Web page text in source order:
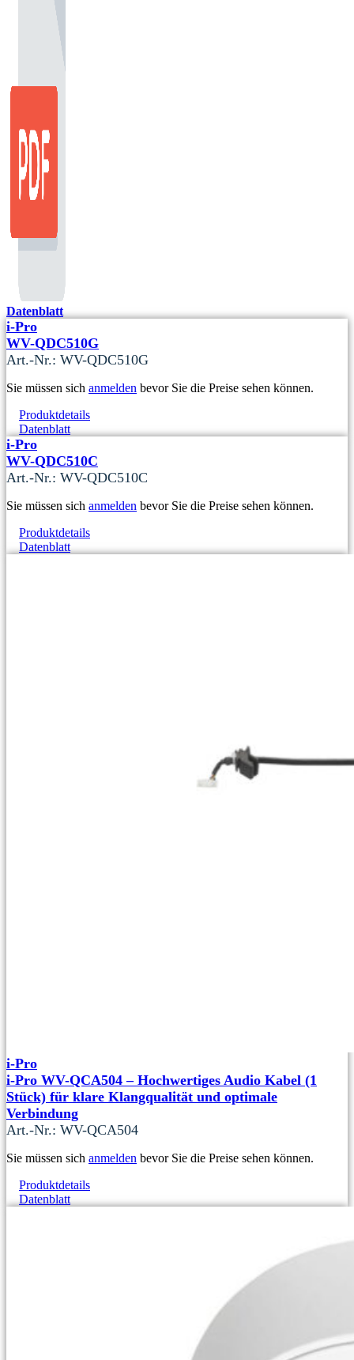
Datenblatt
i-Pro
WV-QDC510G
Art.-Nr.: WV-QDC510G
Sie müssen sich anmelden bevor Sie die Preise sehen können.
Produktdetails
Datenblatt
i-Pro
WV-QDC510C
Art.-Nr.: WV-QDC510C
Sie müssen sich anmelden bevor Sie die Preise sehen können.
Produktdetails
Datenblatt
i-Pro
i-Pro WV-QCA504 – Hochwertiges Audio Kabel (1
Stück) für klare Klangqualität und optimale
Verbindung
Art.-Nr.: WV-QCA504
Sie müssen sich anmelden bevor Sie die Preise sehen können.
Produktdetails
Datenblatt